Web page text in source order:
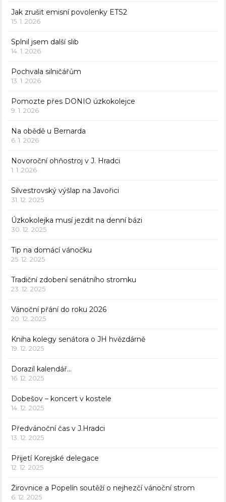
Jak zrušit emisní povolenky ETS2
15. 1. 2026
Splnil jsem další slib
14. 1. 2026
Pochvala silničářům
13. 1. 2026
Pomozte přes DONIO úzkokolejce
9. 1. 2026
Na obědě u Bernarda
6. 1. 2026
Novoroční ohňostroj v J. Hradci
1. 1. 2026
Silvestrovský výšlap na Javořici
31. 12. 2025
Úzkokolejka musí jezdit na denní bázi
30. 12. 2025
Tip na domácí vánočku
25. 12. 2025
Tradiční zdobení senátního stromku
23. 12. 2025
Vánoční přání do roku 2026
20. 12. 2025
Kniha kolegy senátora o JH hvězdárně
19. 12. 2025
Dorazil kalendář…
16. 12. 2025
Dobešov – koncert v kostele
14. 12. 2025
Předvánoční čas v J.Hradci
13. 12. 2025
Přijetí Korejské delegace
12. 12. 2025
Žirovnice a Popelín soutěží o nejhezčí vánoční strom
6. 12. 2025